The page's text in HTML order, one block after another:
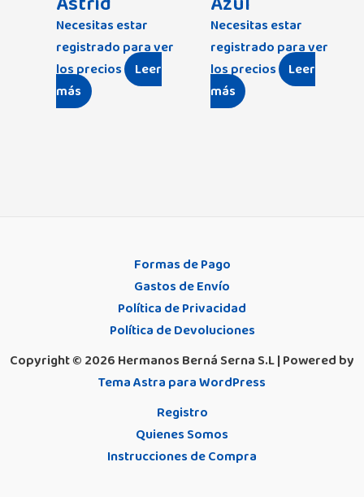
Necesitas estar
registrado para ver
los precios
Leer
más
Necesitas estar
registrado para ver
los precios
Leer
más
Formas de Pago
Gastos de Envío
Política de Privacidad
Política de Devoluciones
Copyright © 2026 Hermanos Berná Serna S.L | Powered by
Tema Astra para WordPress
Registro
Quienes Somos
Instrucciones de Compra